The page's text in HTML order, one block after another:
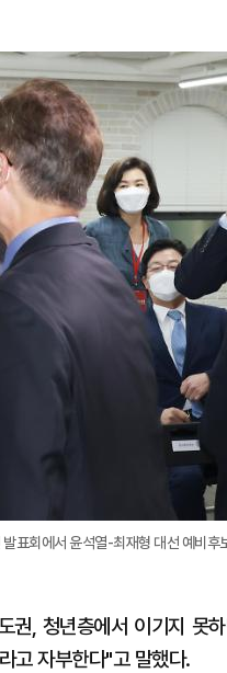
표회에서 윤석열-최재형 대선 예비후
, 청년층에서 이기지 못
고 자부한다"고 말했다.